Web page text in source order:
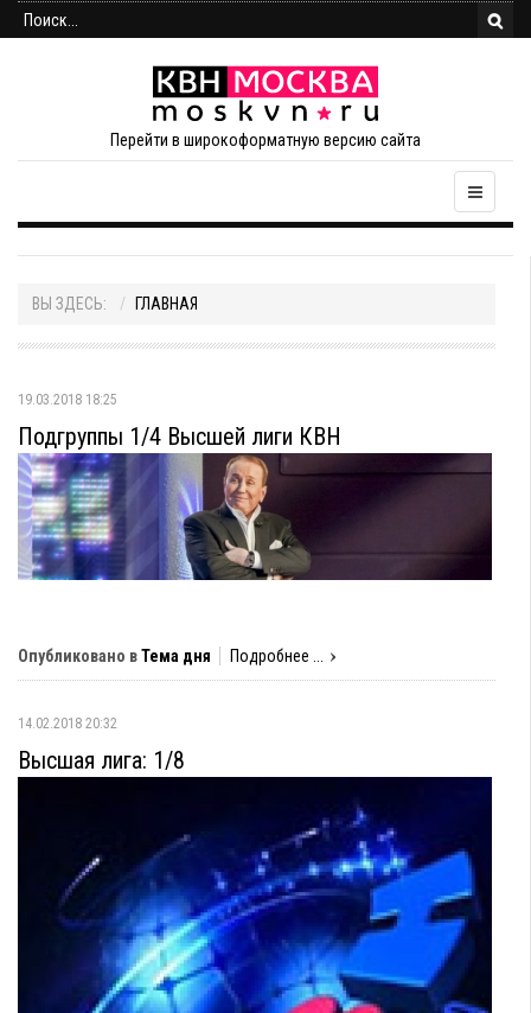
Перейти в широкоформатную версию сайта
ВЫ ЗДЕСЬ: ГЛАВНАЯ
19.03.2018 18:25
Подгруппы 1/4 Высшей лиги КВН
Опубликовано вТема дня Подробнее ...
14.02.2018 20:32
Высшая лига: 1/8